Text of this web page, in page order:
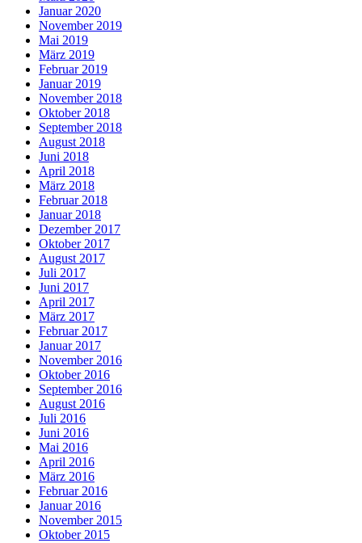
Januar 2020
November 2019
Mai 2019
März 2019
Februar 2019
Januar 2019
November 2018
Oktober 2018
September 2018
August 2018
Juni 2018
April 2018
März 2018
Februar 2018
Januar 2018
Dezember 2017
Oktober 2017
August 2017
Juli 2017
Juni 2017
April 2017
März 2017
Februar 2017
Januar 2017
November 2016
Oktober 2016
September 2016
August 2016
Juli 2016
Juni 2016
Mai 2016
April 2016
März 2016
Februar 2016
Januar 2016
November 2015
Oktober 2015